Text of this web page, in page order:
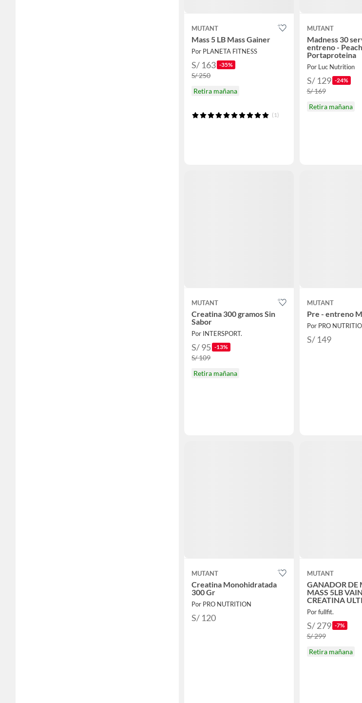
MUTANT
Mass 5 LB Mass Gainer
Por PLANETA FITNESS
S/ 163 -35%
S/ 250
Retira mañana
(1)
MUTANT
Madness 30
entreno -
Portaproteina
Por Luc Nutrition
S/ 129 -24%
S/ 169
Retira mañana
MUTANT
Creatina 300 gramos Sin
Sabor
Por INTERSPORT.
S/ 95 -13%
S/ 109
Retira mañana
MUTANT
Pre - entreno
Por PRO
S/ 149
MUTANT
Creatina Monohidratada
300 Gr
Por PRO NUTRITION
S/ 120
MUTANT
GANADOR DE
MASS 5LB
CREATINA
NUTRITION
Por fullfit.
S/ 279 -7%
S/ 299
Retira mañana